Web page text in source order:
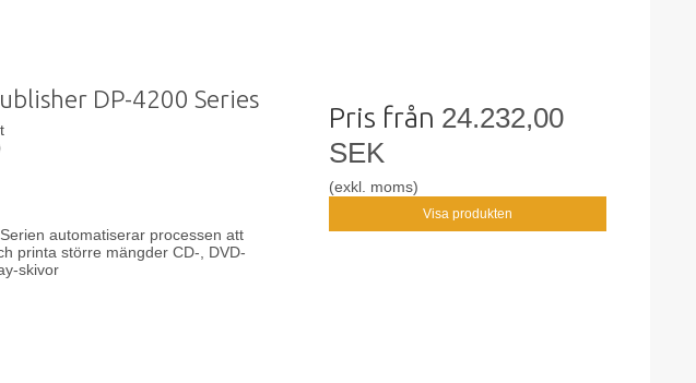
DP-4200 Series
automatiserar processen att
printa större mängder CD-, DVD-
skivor
Pris från 24.232,00
SEK
(exkl. moms)
Visa produkten